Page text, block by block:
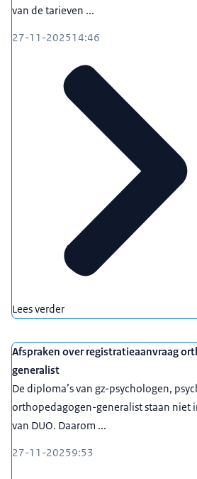
van de tarieven ...
27-11-202514:46
Lees verder
Afspraken over registratieaanvraag
generalist
De diploma’s van gz-psychologen,
orthopedagogen-generalist staan niet
van DUO. Daarom ...
27-11-20259:53